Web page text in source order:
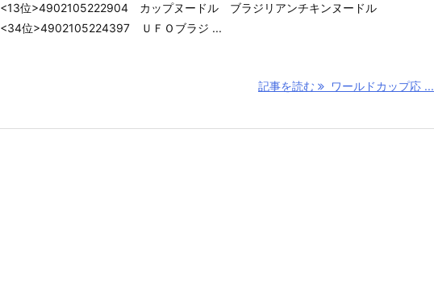
<13位>4902105222904 カップヌードル ブラジリアンチキンヌードル
<34位>4902105224397 ＵＦＯブラジ ...
記事を読む ワールドカップ応 ...